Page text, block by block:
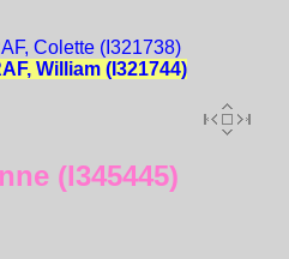
Colette (I321738)
William (I321744)
(I345445)